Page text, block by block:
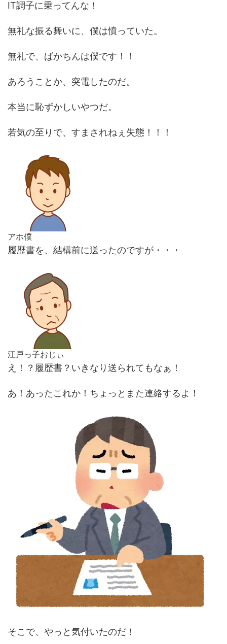
IT調子に乗ってんな！
無礼な振る舞いに、僕は憤っていた。
無礼で、ばかちんは僕です！！
あろうことか、突電したのだ。
本当に恥ずかしいやつだ。
若気の至りで、すまされねぇ失態！！！
アホ僕
履歴書を、結構前に送ったのですが・・・
江戸っ子おじぃ
え！？履歴書？いきなり送られてもなぁ！
あ！あったこれか！ちょっとまた連絡するよ！
そこで、やっと気付いたのだ！